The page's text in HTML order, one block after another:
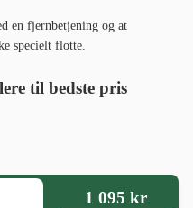
en fjernbetjening og at
specielt flotte.
til bedste pris
1 095 kr